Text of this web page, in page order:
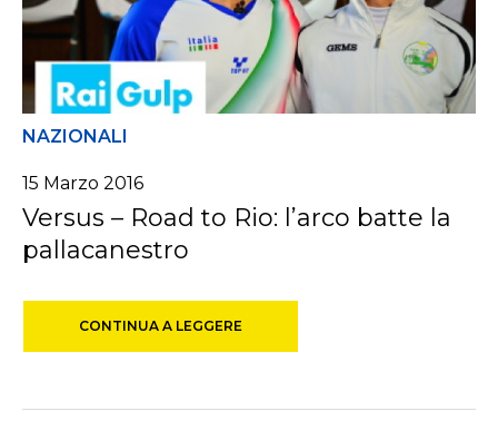
NAZIONALI
15 Marzo 2016
Versus – Road to Rio: l’arco batte la
pallacanestro
CONTINUA A LEGGERE